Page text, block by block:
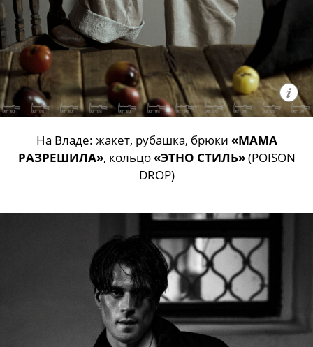
На Владе: жакет, рубашка, брюки «МАМА
РАЗРЕШИЛА», кольцо«ЭТНО СТИЛЬ»(POISON
DROP)